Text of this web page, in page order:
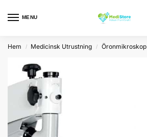
MENU
Hem / Medicinsk Utrustning / Öronmikroskop